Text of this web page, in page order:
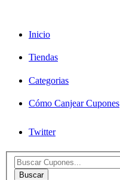
Inicio
Tiendas
Categorias
Cómo Canjear Cupones
Twitter
Search
for:Buscar